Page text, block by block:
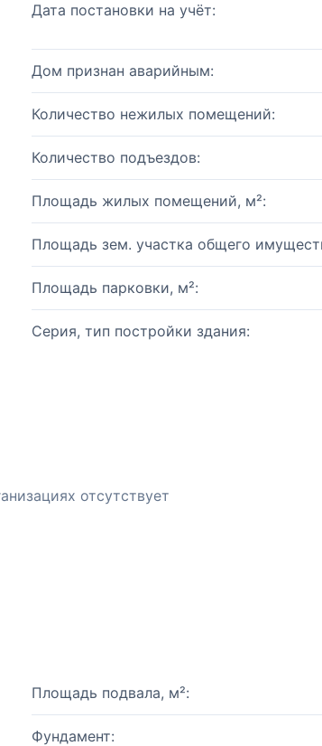
Дата постановки на учёт:
Дом признан аварийным:
Количество нежилых помещений:
Количество подъездов:
Площадь жилых помещений, м²:
Площадь зем. участка общего
Площадь парковки, м²:
Серия, тип постройки здания:
отсутствует
Площадь подвала, м²:
Фундамент: